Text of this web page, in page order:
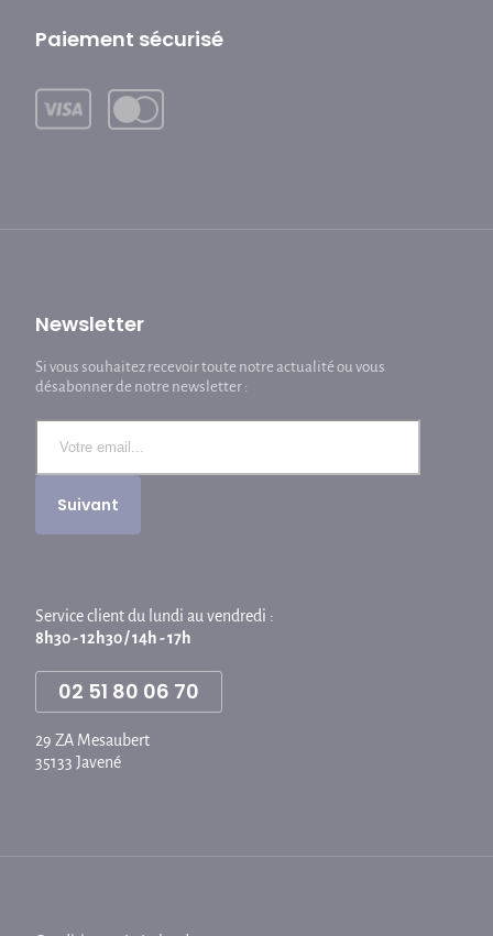
Paiement sécurisé
Newsletter
Si vous souhaitez recevoir toute notre actualité ou vous
désabonner de notre newsletter :
Service client du lundi au vendredi :
8h30 - 12h30 / 14h - 17h
02 51 80 06 70
29 ZA Mesaubert
35133 Javené